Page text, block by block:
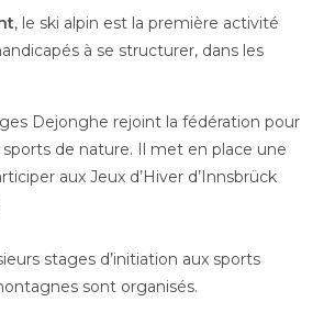
, le ski alpin est la première activité
à se structurer, dans les
Dejonghe rejoint la fédération pour
de nature. Il met en place une
aux Jeux d’Hiver d’Innsbrück
stages d’initiation aux sports
sont organisés.